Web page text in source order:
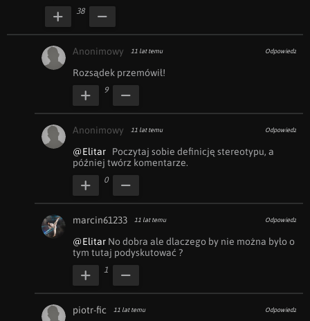
38
Anonimowy 11 lat temu Odpowiedz
Rozsądek przemówił!
9
Anonimowy 11 lat temu Odpowiedz
@Elitar
   Poczytaj sobie definicję stereotypu, a
później twórz komentarze.
0
marcin61233 11 lat temu Odpowiedz
@Elitar No dobra ale dlaczego by nie można było o
tym tutaj podyskutować ?
1
piotr-fic 11 lat temu Odpowiedz